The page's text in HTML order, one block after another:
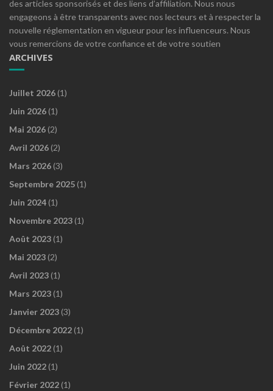
des articles sponsorisés et des liens d’affiliation. Nous nous
engageons à être transparents avec nos lecteurs et à respecter la
nouvelle réglementation en vigueur pour les influenceurs. Nous
vous remercions de votre confiance et de votre soutien
ARCHIVES
Juillet 2026 (1)
Juin 2026 (1)
Mai 2026 (2)
Avril 2026 (2)
Mars 2026 (3)
Septembre 2025 (1)
Juin 2024 (1)
Novembre 2023 (1)
Août 2023 (1)
Mai 2023 (2)
Avril 2023 (1)
Mars 2023 (1)
Janvier 2023 (3)
Décembre 2022 (1)
Août 2022 (1)
Juin 2022 (1)
Février 2022 (1)